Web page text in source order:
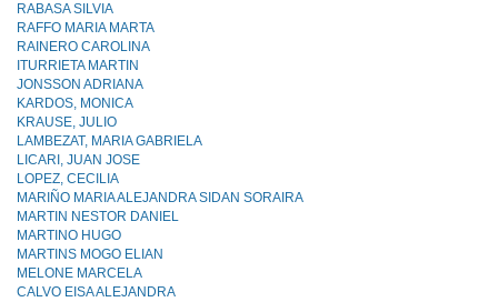
RABASA SILVIA
RAFFO MARIA MARTA
RAINERO CAROLINA
ITURRIETA MARTIN
JONSSON ADRIANA
KARDOS, MONICA
KRAUSE, JULIO
LAMBEZAT, MARIA GABRIELA
LICARI, JUAN JOSE
LOPEZ, CECILIA
MARIÑO MARIA ALEJANDRA SIDAN SORAIRA
MARTIN NESTOR DANIEL
MARTINO HUGO
MARTINS MOGO ELIAN
MELONE MARCELA
CALVO EISA ALEJANDRA